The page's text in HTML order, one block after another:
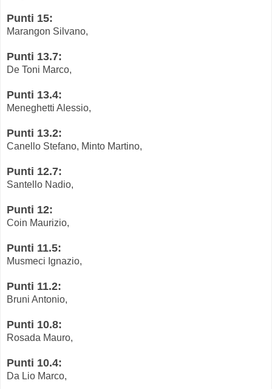
Punti 15:
Marangon Silvano,
Punti 13.7:
De Toni Marco,
Punti 13.4:
Meneghetti Alessio,
Punti 13.2:
Canello Stefano, Minto Martino,
Punti 12.7:
Santello Nadio,
Punti 12:
Coin Maurizio,
Punti 11.5:
Musmeci Ignazio,
Punti 11.2:
Bruni Antonio,
Punti 10.8:
Rosada Mauro,
Punti 10.4:
Da Lio Marco,